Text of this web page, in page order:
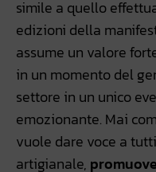
simile a quello
edizioni della
assume un valore
in un momento del
settore in un unico
emozionante. Mai
vuole dare voce a
artigianale,